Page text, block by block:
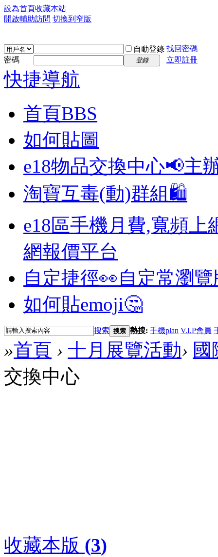
設為首頁收藏本站
開啟輔助訪問 切換到窄版
自動登錄 找回密碼
密碼
登錄 立即註冊
快捷導航
首頁BBS
如何貼圖
e18物品交換中心📢主
淘寶互毒(動)群組🛍️
e18區手機月費,寬頻上
網報價平台
自定捷徑👀自定常瀏
如何貼emoji🤔
搜索 搜索 熱搜: 手機plan V.I.P會員
»首頁 › 十月展覽活動› 國
交換中心
收藏本版 (3)